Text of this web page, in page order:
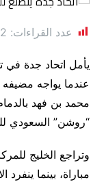
عدد القراءات:
يأمل اتحاد جدة في
عندما يواجه مضيفه
“روشن” السعودي